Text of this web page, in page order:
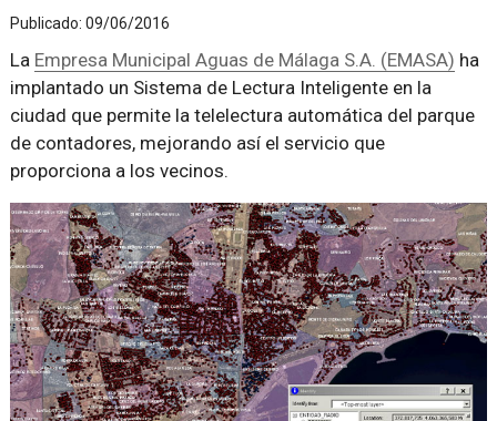
Publicado: 09/06/2016
La Empresa Municipal Aguas de Málaga S.A. (EMASA) ha
implantado un Sistema de Lectura Inteligente en la
ciudad que permite la telelectura automática del parque
de contadores, mejorando así el servicio que
proporciona a los vecinos.